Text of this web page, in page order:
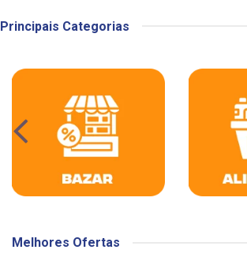
Principais Categorias
Melhores Ofertas